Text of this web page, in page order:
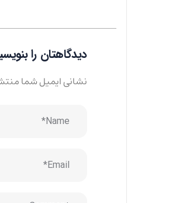
دیدگاهتان را
نشانی ایمیل شما